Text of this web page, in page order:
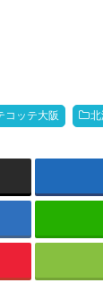
コッテ大阪 北